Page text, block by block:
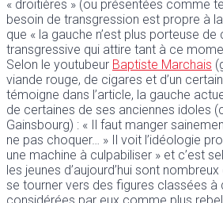
« droitières » (ou présentées comme
besoin de transgression est propre à
que « la gauche n’est plus porteuse
transgressive qui attire tant à ce
Selon le youtubeur Baptiste Marchais
viande rouge, de cigares et d’un
témoigne dans l’article, la gauche
de certaines de ses anciennes idoles
Gainsbourg) : « Il faut manger
ne pas choquer… » Il voit l’idéologie
une machine à culpabiliser » et c’est
les jeunes d’aujourd’hui sont
se tourner vers des figures classées à